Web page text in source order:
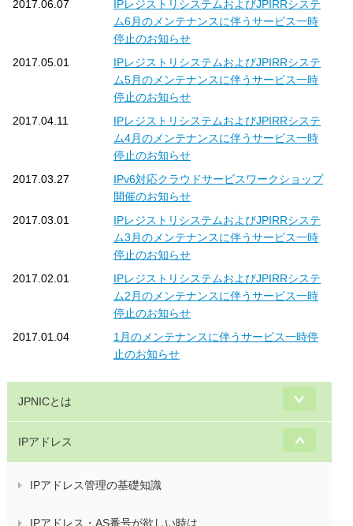
2017.06.07
IPレジストリシステムおよびJPIRRシステ
ム6月のメンテナンスに伴うサービス一時
停止のお知らせ
2017.05.01
IPレジストリシステムおよびJPIRRシステ
ム5月のメンテナンスに伴うサービス一時
停止のお知らせ
2017.04.11
IPレジストリシステムおよびJPIRRシステ
ム4月のメンテナンスに伴うサービス一時
停止のお知らせ
2017.03.27
IPv6対応クラウドサービスワークショップ
開催のお知らせ
2017.03.01
IPレジストリシステムおよびJPIRRシステ
ム3月のメンテナンスに伴うサービス一時
停止のお知らせ
2017.02.01
IPレジストリシステムおよびJPIRRシステ
ム2月のメンテナンスに伴うサービス一時
停止のお知らせ
2017.01.04
1月のメンテナンスに伴うサービス一時停
止のお知らせ
JPNICとは
IPアドレス
IPアドレス管理の基礎知識
IPアドレス・AS番号が欲しい時は